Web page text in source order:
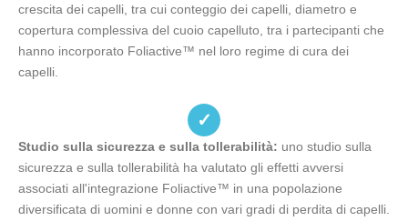
crescita dei capelli, tra cui conteggio dei capelli, diametro e
copertura complessiva del cuoio capelluto, tra i partecipanti che
hanno incorporato Foliactive™ nel loro regime di cura dei
capelli.
✓
Studio sulla sicurezza e sulla tollerabilità: uno studio sulla
sicurezza e sulla tollerabilità ha valutato gli effetti avversi
associati all'integrazione Foliactive™ in una popolazione
diversificata di uomini e donne con vari gradi di perdita di capelli.